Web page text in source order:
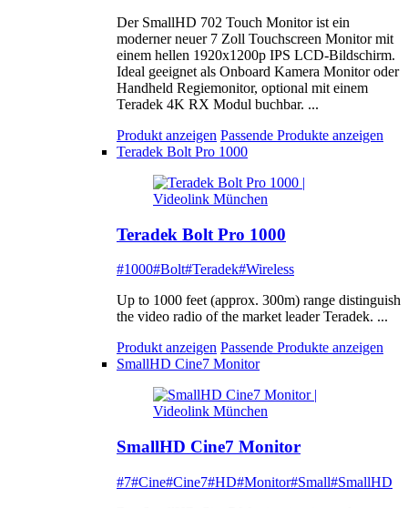
Der SmallHD 702 Touch Monitor ist ein
moderner neuer 7 Zoll Touchscreen Monitor mit
einem hellen 1920x1200p IPS LCD-Bildschirm.
Ideal geeignet als Onboard Kamera Monitor oder
Handheld Regiemonitor, optional mit einem
Teradek 4K RX Modul buchbar. ...
Produkt anzeigen Passende Produkte anzeigen
Teradek Bolt Pro 1000
Teradek Bolt Pro 1000
#1000#Bolt#Teradek#Wireless
Up to 1000 feet (approx. 300m) range distinguish
the video radio of the market leader Teradek. ...
Produkt anzeigen Passende Produkte anzeigen
SmallHD Cine7 Monitor
SmallHD Cine7 Monitor
#7#Cine#Cine7#HD#Monitor#Small#SmallHD